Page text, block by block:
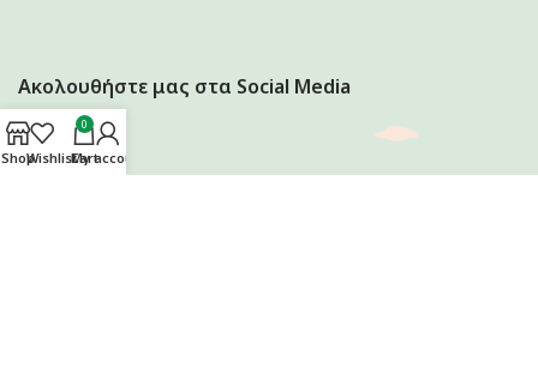
Ακολουθήστε μας στα Social Media
ShopWishlist
0
Cart
My account